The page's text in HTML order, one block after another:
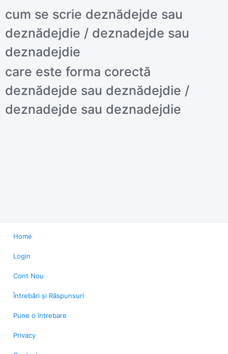
cum se scrie deznădejde sau
deznădejdie / deznadejde sau
deznadejdie
care este forma corectă
deznădejde sau deznădejdie /
deznadejde sau deznadejdie
Home
Login
Cont Nou
Întrebări și Răspunsuri
Pune o întrebare
Privacy